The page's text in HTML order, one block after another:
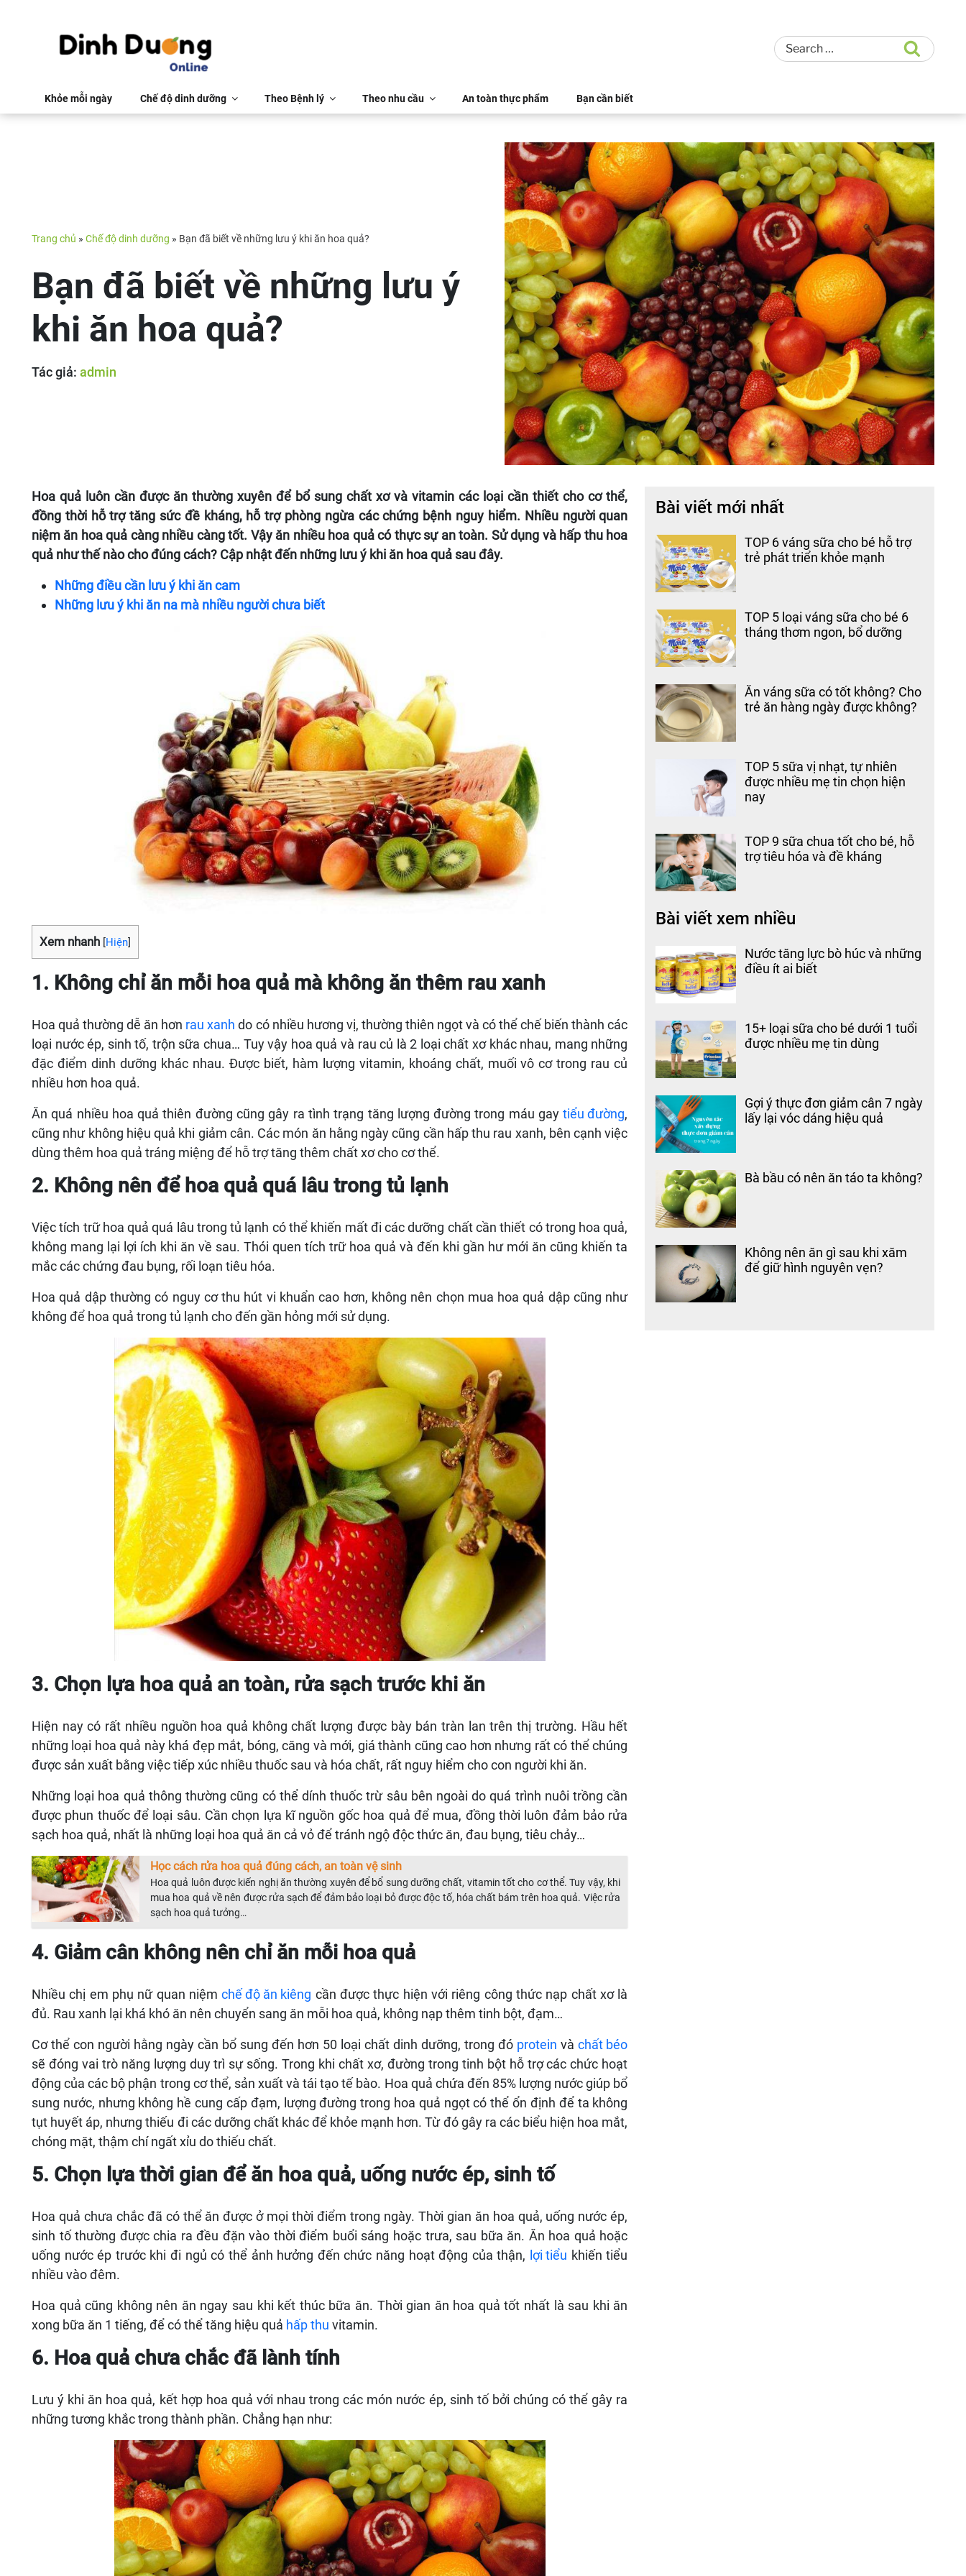
Khỏe mỗi ngày Chế độ dinh dưỡng Theo Bệnh lý Theo nhu cầu An toàn thực phẩm Bạn cần biết
Trang chủ » Chế độ dinh dưỡng » Bạn đã biết về những lưu ý khi ăn hoa quả?
Bạn đã biết về những lưu ý
khi ăn hoa quả?
Tác giả: admin
Hoa quả luôn cần được ăn thường xuyên để bổ sung chất xơ và vitamin các loại cần thiết cho cơ thể,
đồng thời hỗ trợ tăng sức đề kháng, hỗ trợ phòng ngừa các chứng bệnh nguy hiểm. Nhiều người quan
niệm ăn hoa quả càng nhiều càng tốt. Vậy ăn nhiều hoa quả có thực sự an toàn. Sử dụng và hấp thu hoa
quả như thế nào cho đúng cách? Cập nhật đến những lưu ý khi ăn hoa quả sau đây.
Những điều cần lưu ý khi ăn cam
Những lưu ý khi ăn na mà nhiều người chưa biết
Xem nhanh [Hiện]
1. Không chỉ ăn mỗi hoa quả mà không ăn thêm rau xanh
Hoa quả thường dễ ăn hơn rau xanh do có nhiều hương vị, thường thiên ngọt và có thể chế biến thành các
loại nước ép, sinh tố, trộn sữa chua… Tuy vậy hoa quả và rau củ là 2 loại chất xơ khác nhau, mang những
đặc điểm dinh dưỡng khác nhau. Được biết, hàm lượng vitamin, khoáng chất, muối vô cơ trong rau củ
nhiều hơn hoa quả.
Ăn quá nhiều hoa quả thiên đường cũng gây ra tình trạng tăng lượng đường trong máu gaytiểu đường,
cũng như không hiệu quả khi giảm cân. Các món ăn hằng ngày cũng cần hấp thu rau xanh, bên cạnh việc
dùng thêm hoa quả tráng miệng để hỗ trợ tăng thêm chất xơ cho cơ thể.
2. Không nên để hoa quả quá lâu trong tủ lạnh
Việc tích trữ hoa quả quá lâu trong tủ lạnh có thể khiến mất đi các dưỡng chất cần thiết có trong hoa quả,
không mang lại lợi ích khi ăn về sau. Thói quen tích trữ hoa quả và đến khi gần hư mới ăn cũng khiến ta
mắc các chứng đau bụng, rối loạn tiêu hóa.
Hoa quả dập thường có nguy cơ thu hút vi khuẩn cao hơn, không nên chọn mua hoa quả dập cũng như
không để hoa quả trong tủ lạnh cho đến gần hỏng mới sử dụng.
3. Chọn lựa hoa quả an toàn, rửa sạch trước khi ăn
Hiện nay có rất nhiều nguồn hoa quả không chất lượng được bày bán tràn lan trên thị trường. Hầu hết
những loại hoa quả này khá đẹp mắt, bóng, căng và mới, giá thành cũng cao hơn nhưng rất có thể chúng
được sản xuất bằng việc tiếp xúc nhiều thuốc sau và hóa chất, rất nguy hiểm cho con người khi ăn.
Những loại hoa quả thông thường cũng có thể dính thuốc trừ sâu bên ngoài do quá trình nuôi trồng cần
được phun thuốc để loại sâu. Cần chọn lựa kĩ nguồn gốc hoa quả để mua, đồng thời luôn đảm bảo rửa
sạch hoa quả, nhất là những loại hoa quả ăn cả vỏ để tránh ngộ độc thức ăn, đau bụng, tiêu chảy…
Học cách rửa hoa quả đúng cách, an toàn vệ sinh
Hoa quả luôn được kiến nghị ăn thường xuyên để bổ sung dưỡng chất, vitamin tốt cho cơ thể. Tuy vậy, khi
mua hoa quả về nên được rửa sạch để đảm bảo loại bỏ được độc tố, hóa chất bám trên hoa quả. Việc rửa
sạch hoa quả tưởng…
4. Giảm cân không nên chỉ ăn mỗi hoa quả
Nhiều chị em phụ nữ quan niệmchế độ ăn kiêng cần được thực hiện với riêng công thức nạp chất xơ là
đủ. Rau xanh lại khá khó ăn nên chuyển sang ăn mỗi hoa quả, không nạp thêm tinh bột, đạm…
Cơ thể con người hằng ngày cần bổ sung đến hơn 50 loại chất dinh dưỡng, trong đó protein vàchất béo
sẽ đóng vai trò năng lượng duy trì sự sống. Trong khi chất xơ, đường trong tinh bột hỗ trợ các chức hoạt
động của các bộ phận trong cơ thể, sản xuất và tái tạo tế bào. Hoa quả chứa đến 85% lượng nước giúp bổ
sung nước, nhưng không hề cung cấp đạm, lượng đường trong hoa quả ngọt có thể ổn định để ta không
tụt huyết áp, nhưng thiếu đi các dưỡng chất khác để khỏe mạnh hơn. Từ đó gây ra các biểu hiện hoa mắt,
chóng mặt, thậm chí ngất xỉu do thiếu chất.
5. Chọn lựa thời gian để ăn hoa quả, uống nước ép, sinh tố
Hoa quả chưa chắc đã có thể ăn được ở mọi thời điểm trong ngày. Thời gian ăn hoa quả, uống nước ép,
sinh tố thường được chia ra đều đặn vào thời điểm buổi sáng hoặc trưa, sau bữa ăn. Ăn hoa quả hoặc
uống nước ép trước khi đi ngủ có thể ảnh hưởng đến chức năng hoạt động của thận, lợi tiểu khiến tiểu
nhiều vào đêm.
Hoa quả cũng không nên ăn ngay sau khi kết thúc bữa ăn. Thời gian ăn hoa quả tốt nhất là sau khi ăn
xong bữa ăn 1 tiếng, để có thể tăng hiệu quả hấp thu vitamin.
6. Hoa quả chưa chắc đã lành tính
Lưu ý khi ăn hoa quả, kết hợp hoa quả với nhau trong các món nước ép, sinh tố bởi chúng có thể gây ra
những tương khắc trong thành phần. Chẳng hạn như:
Bài viết mới nhất
TOP 6 váng sữa cho bé hỗ trợ
trẻ phát triển khỏe mạnh
TOP 5 loại váng sữa cho bé 6
tháng thơm ngon, bổ dưỡng
Ăn váng sữa có tốt không? Cho
trẻ ăn hàng ngày được không?
TOP 5 sữa vị nhạt, tự nhiên
được nhiều mẹ tin chọn hiện
nay
TOP 9 sữa chua tốt cho bé, hỗ
trợ tiêu hóa và đề kháng
Bài viết xem nhiều
Nước tăng lực bò húc và những
điều ít ai biết
15+ loại sữa cho bé dưới 1 tuổi
được nhiều mẹ tin dùng
Gợi ý thực đơn giảm cân 7 ngày
lấy lại vóc dáng hiệu quả
Bà bầu có nên ăn táo ta không?
Không nên ăn gì sau khi xăm
để giữ hình nguyên vẹn?